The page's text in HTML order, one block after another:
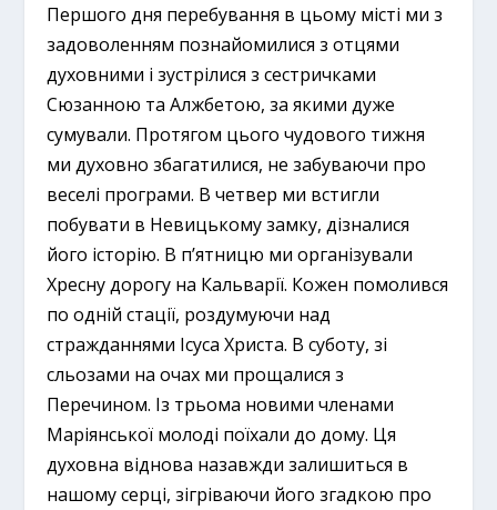
Першого дня перебування в цьому місті ми з
задоволенням познайомилися з отцями
духовними і зустрілися з сестричками
Сюзанною та Алжбетою, за якими дуже
сумували. Протягом цього чудового тижня
ми духовно збагатилися, не забуваючи про
веселі програми. В четвер ми встигли
побувати в Невицькому замку, дізналися
його історію. В п’ятницю ми організували
Хресну дорогу на Кальварії. Кожен помолився
по одній стації, роздумуючи над
стражданнями Ісуса Христа. В суботу, зі
сльозами на очах ми прощалися з
Перечином. Із трьома новими членами
Маріянської молоді поїхали до дому. Ця
духовна віднова назавжди залишиться в
нашому серці, зігріваючи його згадкою про